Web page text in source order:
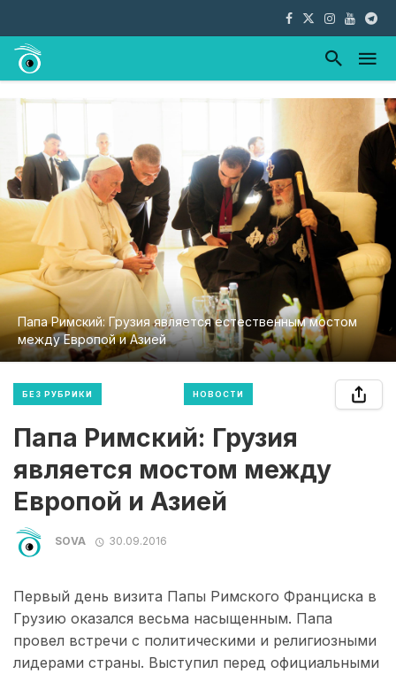
Папа Римский: Грузия является естественным мостом
между Европой и Азией
БЕЗ РУБРИКИ НОВОСТИ
Папа Римский: Грузия
является мостом между
Европой и Азией
SOVA 30.09.2016
Первый день визита Папы Римского Франциска в
Грузию оказался весьма насыщенным. Папа
провел встречи с политическими и религиозными
лидерами страны. Выступил перед официальными